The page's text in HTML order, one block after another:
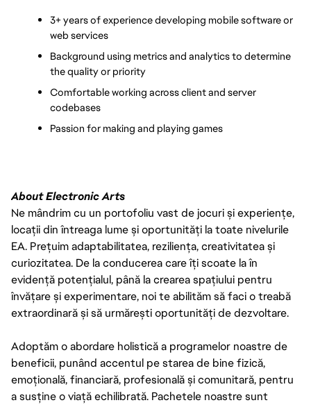
3+ years of experience developing mobile software or
web services
Background using metrics and analytics to determine
the quality or priority
Comfortable working across client and server
codebases
Passion for making and playing games
About Electronic Arts
Ne mândrim cu un portofoliu vast de jocuri și experiențe,
locații din întreaga lume și oportunități la toate nivelurile
EA. Prețuim adaptabilitatea, reziliența, creativitatea și
curiozitatea. De la conducerea care îți scoate la în
evidență potențialul, până la crearea spațiului pentru
învățare și experimentare, noi te abilităm să faci o treabă
extraordinară și să urmărești oportunități de dezvoltare.
Adoptăm o abordare holistică a programelor noastre de
beneficii, punând accentul pe starea de bine fizică,
emoțională, financiară, profesională și comunitară, pentru
a susține o viață echilibrată. Pachetele noastre sunt